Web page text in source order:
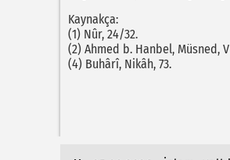
Kaynakça:
(1) Nûr, 24/32.
(2) Ahmed b. Hanbel, Müsned,
(4) Buhârî, Nikâh, 73.